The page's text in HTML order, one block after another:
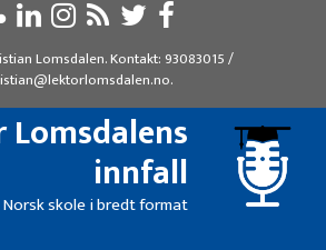
Lomsdalen. Kontakt: 93083015/
.
innfall
Norsk skole i bredt format